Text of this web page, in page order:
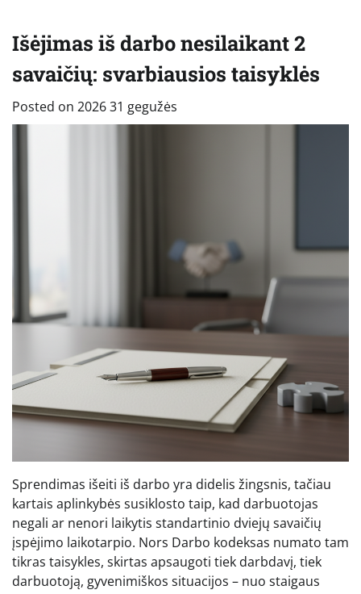
Išėjimas iš darbo nesilaikant 2
savaičių: svarbiausios taisyklės
Posted on 2026 31 gegužės
Sprendimas išeiti iš darbo yra didelis žingsnis, tačiau
kartais aplinkybės susiklosto taip, kad darbuotojas
negali ar nenori laikytis standartinio dviejų savaičių
įspėjimo laikotarpio. Nors Darbo kodeksas numato tam
tikras taisykles, skirtas apsaugoti tiek darbdavį, tiek
darbuotoją, gyvenimiškos situacijos – nuo staigaus